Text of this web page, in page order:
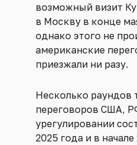
возможный визит
в Москву в конце
однако этого не
американские
приезжали ни разу.
Несколько раундов
переговоров США,
урегулировании
2025 года и в